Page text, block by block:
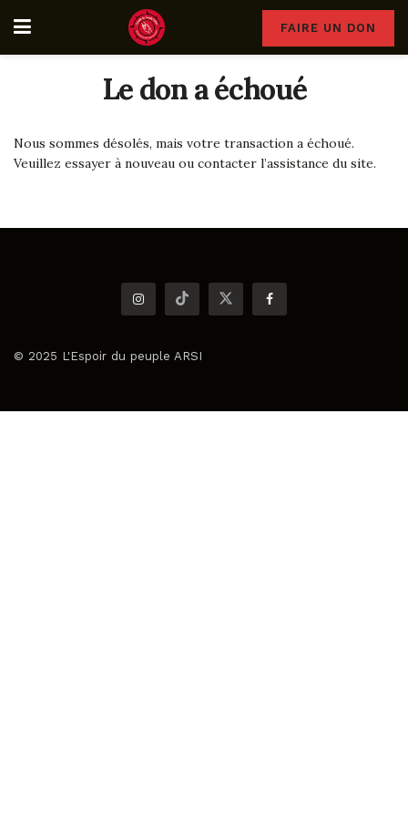
FAIRE UN DON
Le don a échoué
Nous sommes désolés, mais votre transaction a échoué.
Veuillez essayer à nouveau ou contacter l’assistance du site.
© 2025 L'Espoir du peuple ARSI